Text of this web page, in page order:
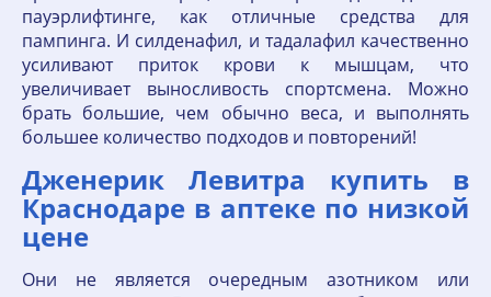
пауэрлифтинге, как отличные средства для
пампинга. И силденафил, и тадалафил качественно
усиливают приток крови к мышцам, что
увеличивает выносливость спортсмена. Можно
брать большие, чем обычно веса, и выполнять
большее количество подходов и повторений!
Дженерик Левитра купить в
Краснодаре в аптеке по низкой
цене
Они не является очередным азотником или